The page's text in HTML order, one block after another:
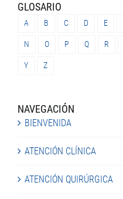
GLOSARIO
A B C D E
N O P Q R
Y Z
NAVEGACIÓN
BIENVENIDA
ATENCIÓN CLÍNICA
ATENCIÓN QUIRÚRGICA